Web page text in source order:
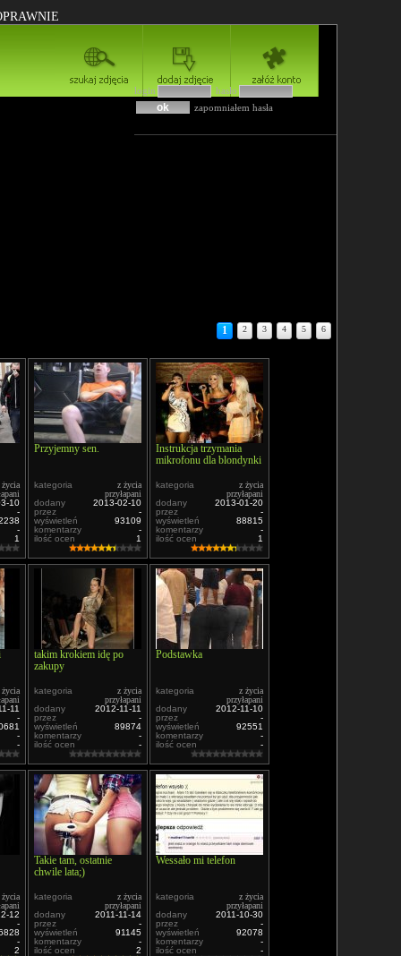
login
hasło
zapomniałem hasła
1 2 3 4 5 6
życia
10
-
-
1
Przyjemny sen.
kategoria
z życia
przyłapani
dodany
2013-02-10
przez
-
wyświetleń
93109
komentarzy
-
ilość ocen
1
Instrukcja trzymania
mikrofonu dla blondynki
kategoria
z życia
przyłapani
dodany
2013-01-20
przez
-
wyświetleń
88815
komentarzy
-
ilość ocen
1
życia
11
-
-
-
takim krokiem idę po
zakupy
kategoria
z życia
przyłapani
dodany
2012-11-11
przez
-
wyświetleń
89874
komentarzy
-
ilość ocen
-
Podstawka
kategoria
z życia
przyłapani
dodany
2012-11-10
przez
-
wyświetleń
92551
komentarzy
-
ilość ocen
-
życia
12
-
-
2
Takie tam, ostatnie
chwile lata;)
kategoria
z życia
przyłapani
dodany
2011-11-14
przez
-
wyświetleń
91145
komentarzy
-
ilość ocen
2
Wessało mi telefon
kategoria
z życia
przyłapani
dodany
2011-10-30
przez
-
wyświetleń
92078
komentarzy
-
ilość ocen
-